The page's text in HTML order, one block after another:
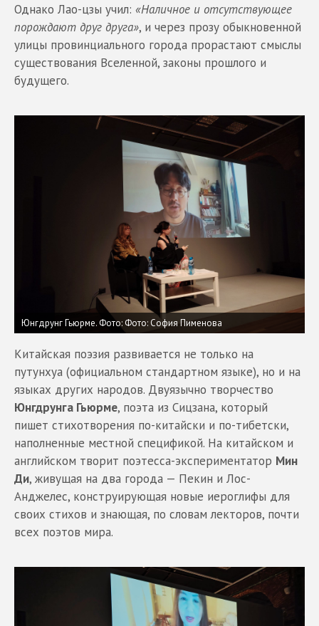
Однако Лао-цзы учил: «Наличное и отсутствующее
порождают друг друга», и через прозу обыкновенной
улицы провинциального города прорастают смыслы
существования Вселенной, законы прошлого и
будущего.
Юнгдрунг Гьюрме.Фото: Фото: София Пименова
Китайская поэзия развивается не только на
путунхуа (официальном стандартном языке), но и на
языках других народов. Двуязычно творчество
Юнгдрунга Гьюрме, поэта из Сицзана, который
пишет стихотворения по-китайски и по-тибетски,
наполненные местной спецификой. На китайском и
английском творит поэтесса-экспериментатор Мин
Ди, живущая на два города — Пекин и Лос-
Анджелес, конструирующая новые иероглифы для
своих стихов и знающая, по словам лекторов, почти
всех поэтов мира.